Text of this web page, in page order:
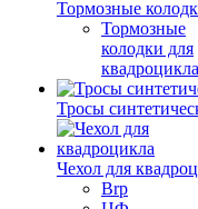
Тормозные
Тормозные
колодки для
квадроцикла
Тросы
Чехол для
Brp